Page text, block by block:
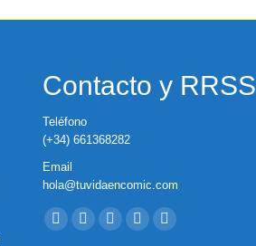
Contacto y RRSS
Teléfono
(+34) 661368282
Email
hola@tuvidaencomic.com
Encuéntranos en:
Facebook
X
YouTubeInstagramWhatsapp